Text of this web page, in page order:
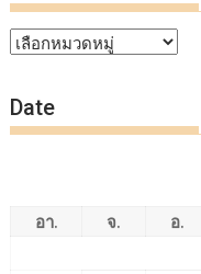
หัวข้อ
Date
อา. จ. อ.